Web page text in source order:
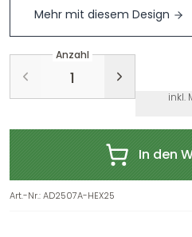
Mehr mit diesem Design
Anzahl
inkl.
In den
Art.-Nr.:AD2507A-HEX25